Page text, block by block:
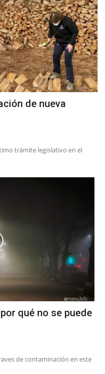
de nueva
trámite legislativo en el
qué no se puede
de contaminación en este